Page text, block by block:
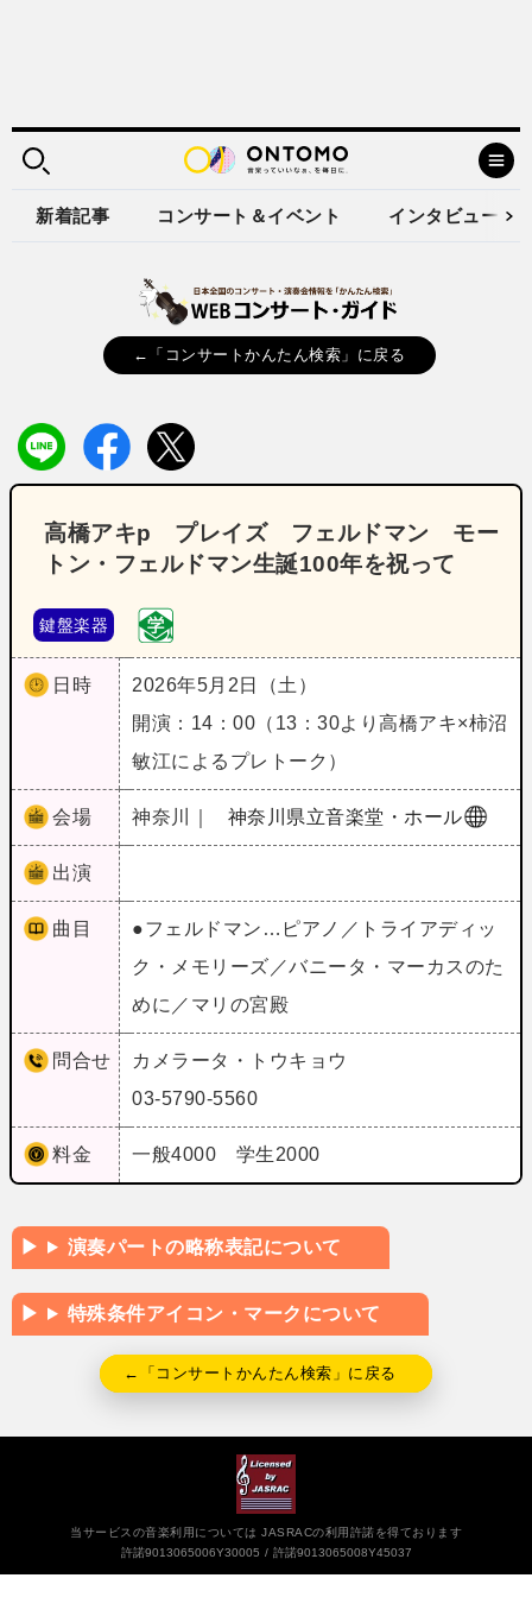
新着記事 コンサート＆イベント インタビュー
←「コンサートかんたん検索」に戻る
高橋アキp プレイズ フェルドマン モー
トン・フェルドマン生誕100年を祝って
鍵盤楽器
日時
2026年5月2日（土）
開演：14：00（13：30より高橋アキ×柿沼
敏江によるプレトーク）
会場 神奈川｜ 神奈川県立音楽堂・ホール
出演
曲目
●フェルドマン…ピアノ／トライアディッ
ク・メモリーズ／バニータ・マーカスのた
めに／マリの宮殿
問合せ
カメラータ・トウキョウ
03-5790-5560
料金 一般4000 学生2000
演奏パートの略称表記について
特殊条件アイコン・マークについて
←「コンサートかんたん検索」に戻る
当サービスの音楽利用については JASRACの利用許諾を得ております
許諾9013065006Y30005
許諾9013065008Y45037